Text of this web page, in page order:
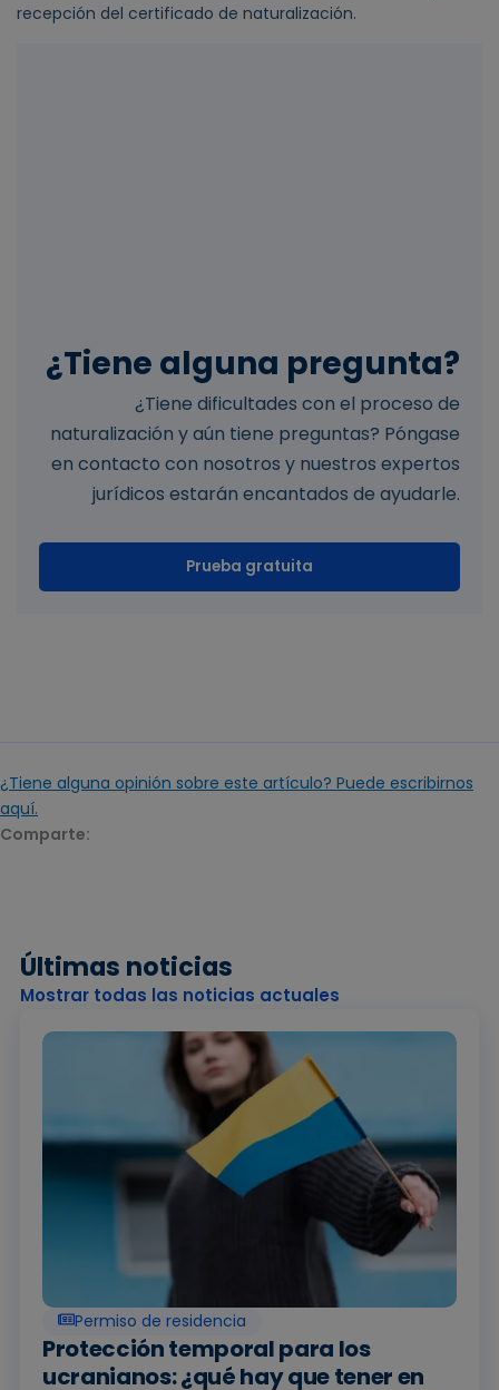
recepción del certificado de naturalización.
¿Tiene alguna pregunta?
¿Tiene dificultades con el proceso de
naturalización y aún tiene preguntas? Póngase
en contacto con nosotros y nuestros expertos
jurídicos estarán encantados de ayudarle.
Prueba gratuita
¿Tiene alguna opinión sobre este artículo? Puede escribirnos
aquí.
Comparte:
Últimas noticias
Mostrar todas las noticias actuales
Permiso de residencia
Protección temporal para los
ucranianos: ¿qué hay que tener en